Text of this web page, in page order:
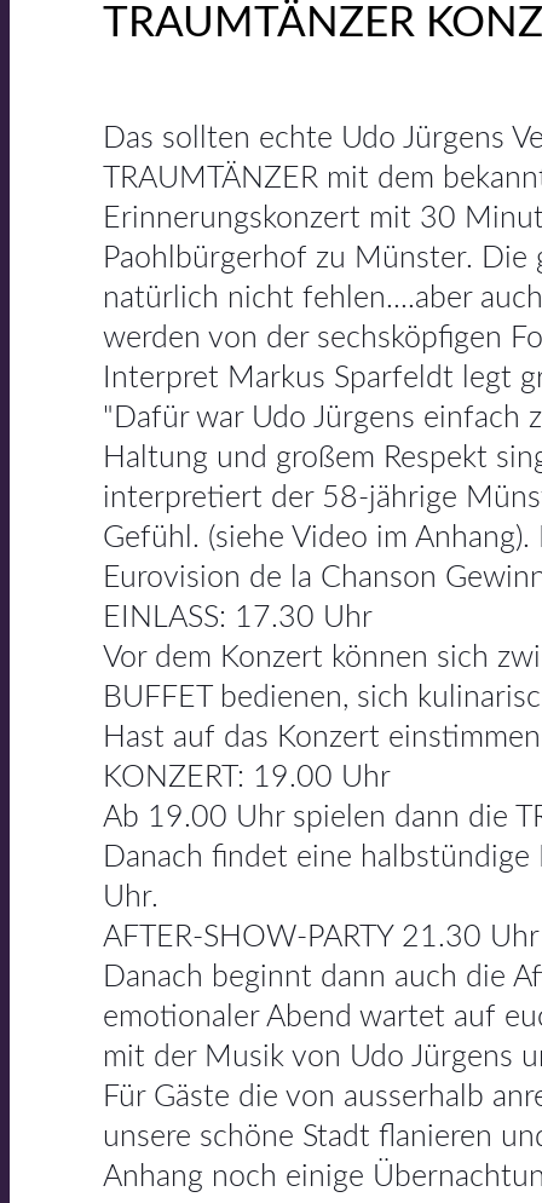
TRAUMTÄNZER
Das sollten echte Udo Jürgens
TRAUMTÄNZER mit dem
Erinnerungskonzert mit 30
Paohlbürgerhof zu Münster.
natürlich nicht fehlen....aber
werden von der sechsköpfigen
Interpret Markus Sparfeldt legt
"Dafür war Udo Jürgens einfach
Haltung und großem Respekt
interpretiert der 58-jährige
Gefühl. (siehe Video im
Eurovision de la Chanson
EINLASS: 17.30 Uhr
Vor dem Konzert können sich
BUFFET bedienen, sich
Hast auf das Konzert
KONZERT: 19.00 Uhr
Ab 19.00 Uhr spielen dann die
Danach findet eine
Uhr.
AFTER-SHOW-PARTY 21.30 Uhr
Danach beginnt dann auch die
emotionaler Abend wartet auf
mit der Musik von Udo Jürgens
Für Gäste die von ausserhalb
unsere schöne Stadt flanieren
Anhang noch einige